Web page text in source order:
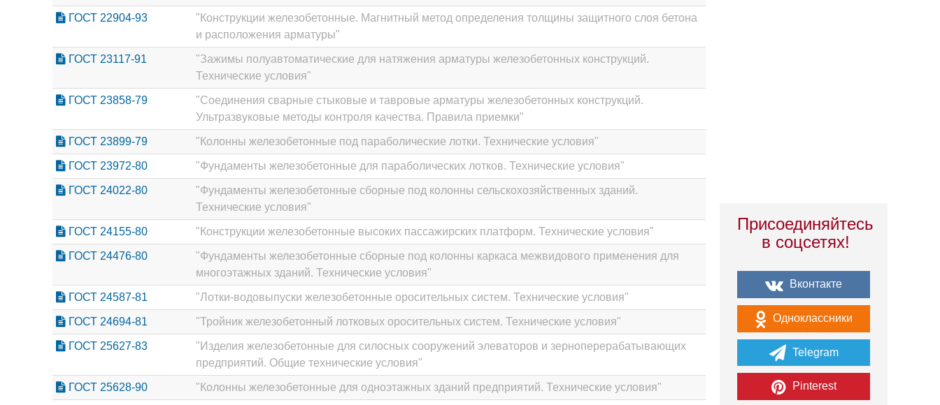
ГОСТ 22904-93
"Конструкции железобетонные. Магнитный метод определения толщины защитного слоя бетона
и расположения арматуры"
ГОСТ 23117-91
"Зажимы полуавтоматические для натяжения арматуры железобетонных конструкций.
Технические условия"
ГОСТ 23858-79
"Соединения сварные стыковые и тавровые арматуры железобетонных конструкций.
Ультразвуковые методы контроля качества. Правила приемки"
ГОСТ 23899-79 "Колонны железобетонные под параболические лотки. Технические условия"
ГОСТ 23972-80 "Фундаменты железобетонные для параболических лотков. Технические условия"
ГОСТ 24022-80
"Фундаменты железобетонные сборные под колонны сельскохозяйственных зданий.
Технические условия"
ГОСТ 24155-80 "Конструкции железобетонные высоких пассажирских платформ. Технические условия"
ГОСТ 24476-80
"Фундаменты железобетонные сборные под колонны каркаса межвидового применения для
многоэтажных зданий. Технические условия"
ГОСТ 24587-81 "Лотки-водовыпуски железобетонные оросительных систем. Технические условия"
ГОСТ 24694-81 "Тройник железобетонный лотковых оросительных систем. Технические условия"
ГОСТ 25627-83
"Изделия железобетонные для силосных сооружений элеваторов и зерноперерабатывающих
предприятий. Общие технические условия"
ГОСТ 25628-90 "Колонны железобетонные для одноэтажных зданий предприятий. Технические условия"
Присоединяйтесь
в соцсетях!
Вконтакте
Одноклассники
Telegram
Pinterest